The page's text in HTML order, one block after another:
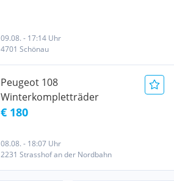
09.08. - 17:14 Uhr
4701 Schönau
Peugeot 108
Winterkompletträder
€ 180
08.08. - 18:07 Uhr
2231 Strasshof an der Nordbahn